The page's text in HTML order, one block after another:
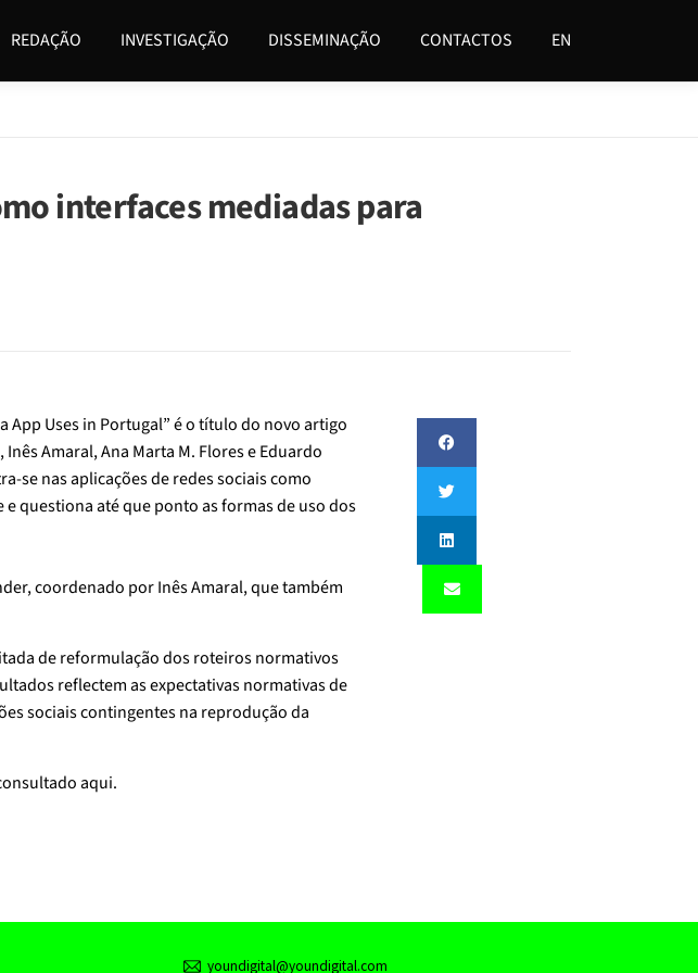
REDAÇÃO INVESTIGAÇÃO DISSEMINAÇÃO CONTACTOS EN
interfaces mediadas para
App Uses in Portugal” é o título do novo artigo
Amaral, Ana Marta M. Flores e Eduardo
se nas aplicações de redes sociais como
questiona até que ponto as formas de uso dos
, coordenado por Inês Amaral, que também
de reformulação dos roteiros normativos
reflectem as expectativas normativas de
sociais contingentes na reprodução da
aqui.
youndigital@youndigital.com